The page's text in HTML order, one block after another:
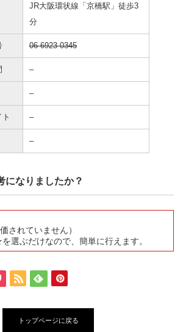
JR大阪環状線「京橋駅」徒歩3
分
06-6923-0345
–
–
–
–
になりましたか？
されていません）
選ぶだけなので、簡単に行えます。
トップページに戻る